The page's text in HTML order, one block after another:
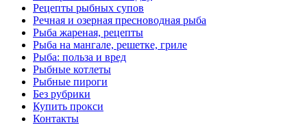
Рецепты рыбных супов
Речная и озерная пресноводная рыба
Рыба жареная, рецепты
Рыба на мангале, решетке, гриле
Рыба: польза и вред
Рыбные котлеты
Рыбные пироги
Без рубрики
Купить прокси
Контакты